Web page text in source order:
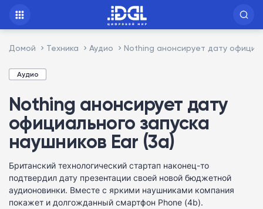
Домой Техника Аудио Nothing анонсирует дату
Аудио
Nothing анонсирует дату
официального запуска
наушников Ear (3a)
Британский технологический стартап наконец-то
подтвердил дату презентации своей новой бюджетной
аудионовинки. Вместе с яркими наушниками компания
покажет и долгожданный смартфон Phone (4b).